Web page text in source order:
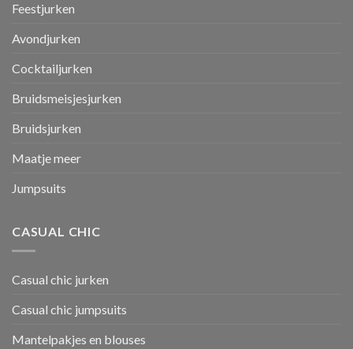
Feestjurken
Avondjurken
Cocktailjurken
Bruidsmeisjesjurken
Bruidsjurken
Maatje meer
Jumpsuits
CASUAL CHIC
Casual chic jurken
Casual chic jumpsuits
Mantelpakjes en blouses